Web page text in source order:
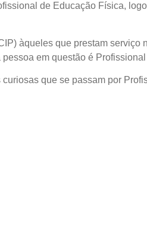
de Educação Física,
àqueles que prestam serviço
pessoa em questão é
que se passam por